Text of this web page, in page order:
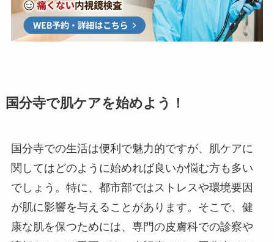
国分寺で肌ケアを始めよう！
国分寺での生活は便利で魅力的ですが、肌ケアに
関してはどのように始めれば良いか悩む方も多い
でしょう。特に、都市部ではストレスや環境要因
が肌に影響を与えることがあります。そこで、健
康な肌を保つためには、専門の皮膚科での診察や